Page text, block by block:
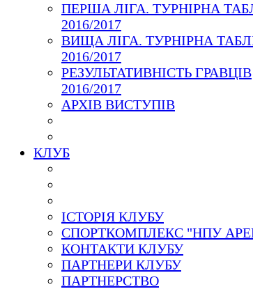
ПЕРША ЛІГА. ТУРНІРНА
2016/2017
ВИЩА ЛІГА. ТУРНІРНА
2016/2017
РЕЗУЛЬТАТИВНІСТЬ ГРАВЦІВ
2016/2017
АРХІВ ВИСТУПІВ
КЛУБ
ІСТОРІЯ КЛУБУ
СПОРТКОМПЛЕКС "НПУ
КОНТАКТИ КЛУБУ
ПАРТНЕРИ КЛУБУ
ПАРТНЕРСТВО